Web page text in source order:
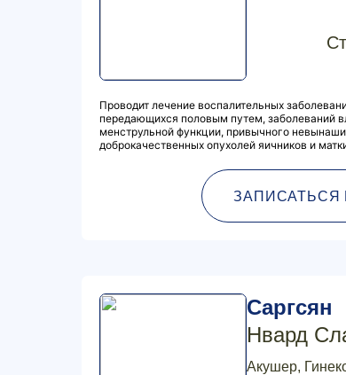
Проводит лечение воспалительных
передающихся половым путем, заболеваний
менструльной функции, привычного
доброкачественных опухолей яичников и
ЗАПИСАТЬСЯ
Саргсян
Нвард
Акушер,